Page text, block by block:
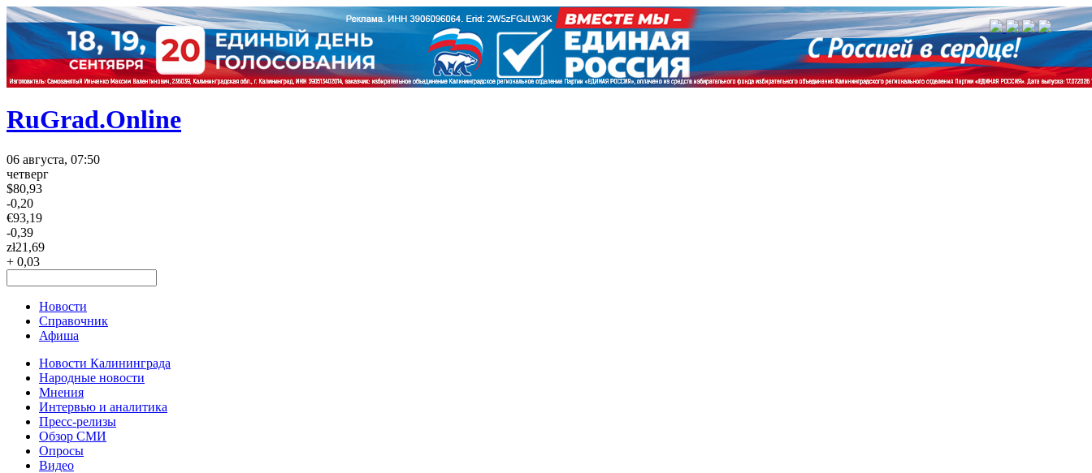
RuGrad.Online
06 августа, 07:50
четверг
$80,93
-0,20
€93,19
-0,39
zł21,69
+ 0,03
Новости
Справочник
Афиша
Новости Калининграда
Народные новости
Мнения
Интервью и аналитика
Пресс-релизы
Обзор СМИ
Опросы
Видео